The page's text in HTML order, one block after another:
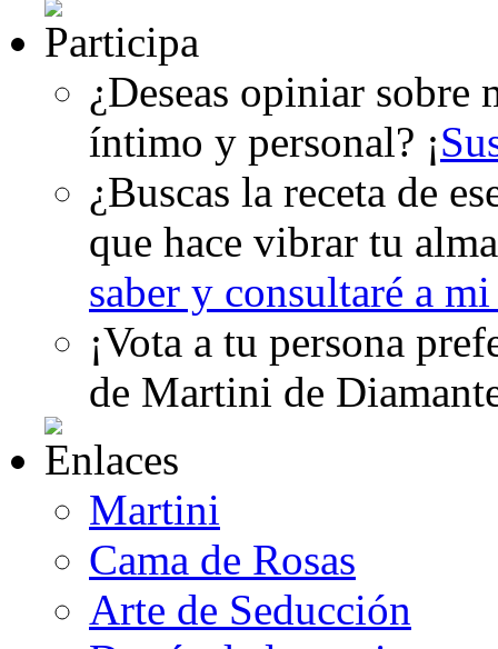
¿Deseas opiniar sobre
íntimo y personal? ¡
¿Buscas la receta de
que hace vibrar tu
saber y consultaré a
¡Vota a tu persona
de Martini de
Martini
Cama de Rosas
Arte de Seducción